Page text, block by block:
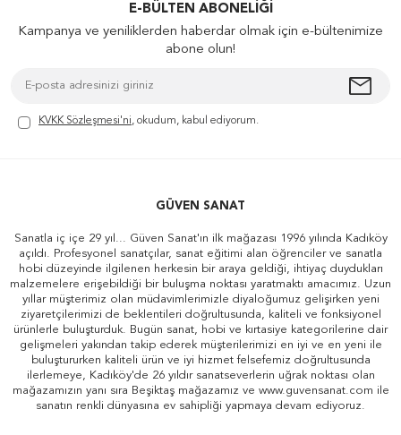
E-BÜLTEN ABONELIĞI
Kampanya ve yeniliklerden haberdar olmak için e-bültenimize
abone olun!
KVKK Sözleşmesi'ni, okudum, kabul ediyorum.
GÜVEN SANAT
Sanatla iç içe 29 yıl... Güven Sanat'ın ilk mağazası 1996 yılında Kadıköy
açıldı. Profesyonel sanatçılar, sanat eğitimi alan öğrenciler ve sanatla
hobi düzeyinde ilgilenen herkesin bir araya geldiği, ihtiyaç duydukları
malzemelere erişebildiği bir buluşma noktası yaratmaktı amacımız. Uzun
yıllar müşterimiz olan müdavimlerimizle diyaloğumuz gelişirken yeni
ziyaretçilerimizi de beklentileri doğrultusunda, kaliteli ve fonksiyonel
ürünlerle buluşturduk. Bugün sanat, hobi ve kırtasiye kategorilerine dair
gelişmeleri yakından takip ederek müşterilerimizi en iyi ve en yeni ile
buluştururken kaliteli ürün ve iyi hizmet felsefemiz doğrultusunda
ilerlemeye, Kadıköy'de 26 yıldır sanatseverlerin uğrak noktası olan
mağazamızın yanı sıra Beşiktaş mağazamız ve www.guvensanat.com ile
sanatın renkli dünyasına ev sahipliği yapmaya devam ediyoruz.